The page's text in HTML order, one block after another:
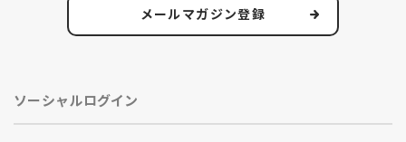
メールマガジン登録
ソーシャルログイン